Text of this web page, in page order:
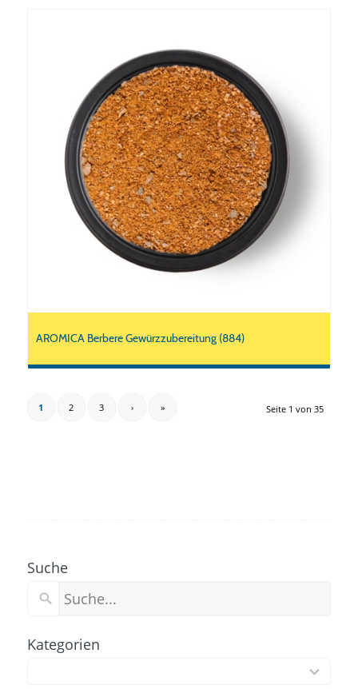
AROMICA Berbere Gewürzzubereitung (884)
Seite 1 von 35
1 2 3 › »
Suche
Kategorien
97